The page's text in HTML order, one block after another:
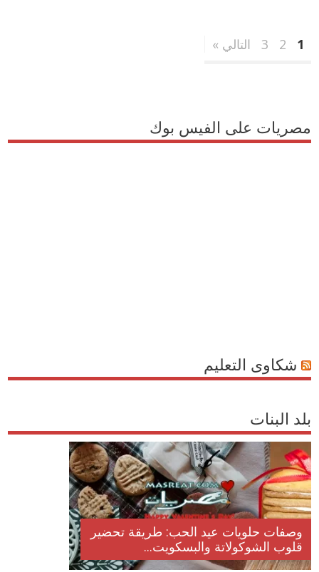
1
2
3 التالي »
مصريات على الفيس بوك
شكاوى التعليم
بلد البنات
وصفات حلويات عيد الحب: طريقة تحضير
قلوب الشوكولاتة والبسكويت...